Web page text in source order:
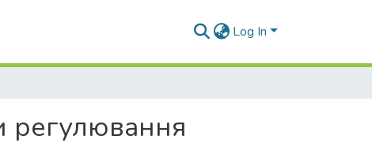
Log In
регулювання